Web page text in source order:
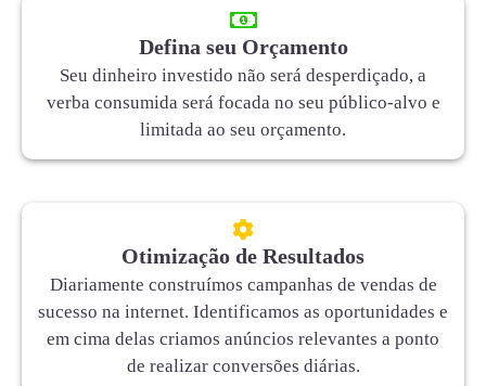
Defina seu Orçamento
Seu dinheiro investido não será desperdiçado, a
verba consumida será focada no seu público-alvo e
limitada ao seu orçamento.
Otimização de Resultados
Diariamente construímos campanhas de vendas de
sucesso na internet. Identificamos as oportunidades e
em cima delas criamos anúncios relevantes a ponto
de realizar conversões diárias.